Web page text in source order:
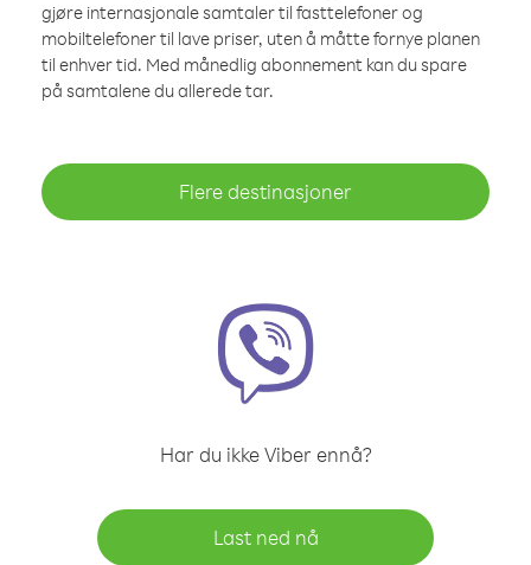
gjøre internasjonale samtaler til fasttelefoner og
mobiltelefoner til lave priser, uten å måtte fornye planen
til enhver tid. Med månedlig abonnement kan du spare
på samtalene du allerede tar.
Flere destinasjoner
Har du ikke Viber ennå?
Last ned nå